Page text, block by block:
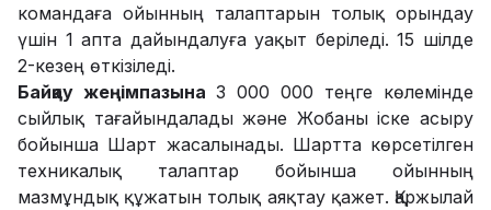
командаға ойынның талаптарын толық орындау
үшін 1 апта дайындалуға уақыт беріледі. 15 шілде
2-кезең өткізіледі.
Байқау жеңімпазына 3 000 000 теңге көлемінде
сыйлық тағайындалады және Жобаны іске асыру
бойынша Шарт жасалынады. Шартта көрсетілген
техникалық талаптар бойынша ойынның
мазмұндық құжатын толық аяқтау қажет. Қаржылай